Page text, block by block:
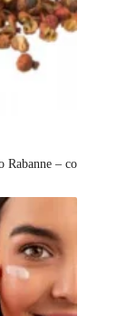
Rabanne – co